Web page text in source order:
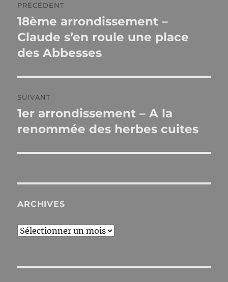
de
l’article
PRÉCÉDENT
Publication
précédente :
18ème arrondissement –
Claude s’en roule une place
des Abbesses
SUIVANT
Publication
suivante :
1er arrondissement – A la
renommée des herbes cuites
ARCHIVES
Archives